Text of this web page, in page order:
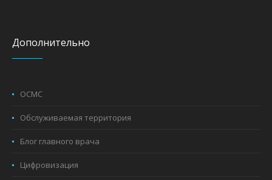
Дополнительно
ОСМС
Обслуживаемая территория
Блог главного врача
Цифровизация